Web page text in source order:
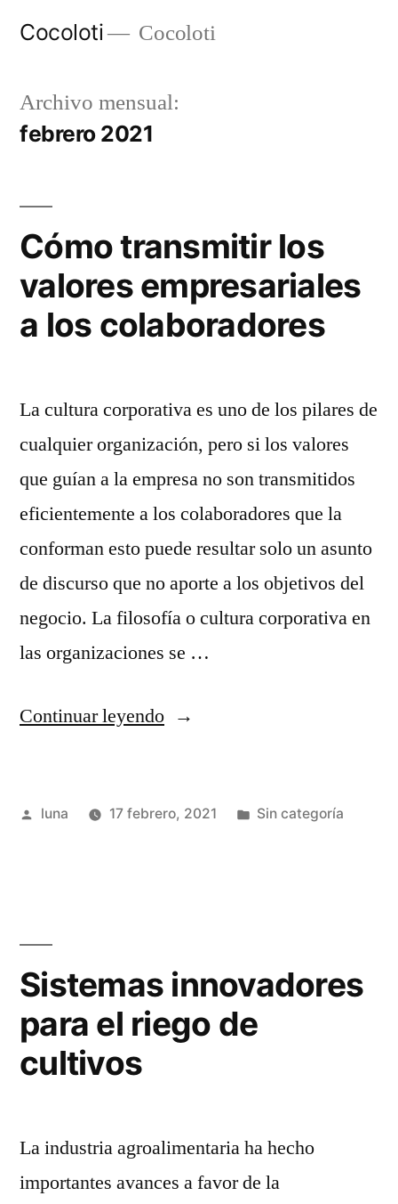
Cocoloti Cocoloti
Archivo mensual:
febrero 2021
Cómo transmitir los
valores empresariales
a los colaboradores
La cultura corporativa es uno de los pilares de
cualquier organización, pero si los valores
que guían a la empresa no son transmitidos
eficientemente a los colaboradores que la
conforman esto puede resultar solo un asunto
de discurso que no aporte a los objetivos del
negocio. La filosofía o cultura corporativa en
las organizaciones se …
Continuar leyendo“Cómo
valores
Publicado
luna 17 febrero, 2021
Publicada
Sin categoría
Sistemas innovadores
para el riego de
cultivos
La industria agroalimentaria ha hecho
importantes avances a favor de la